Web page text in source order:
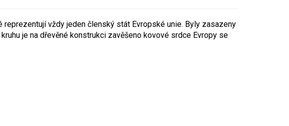
vždy jeden členský stát Evropské unie. Byly zasazeny
je na dřevěné konstrukci zavěšeno kovové srdce Evropy se